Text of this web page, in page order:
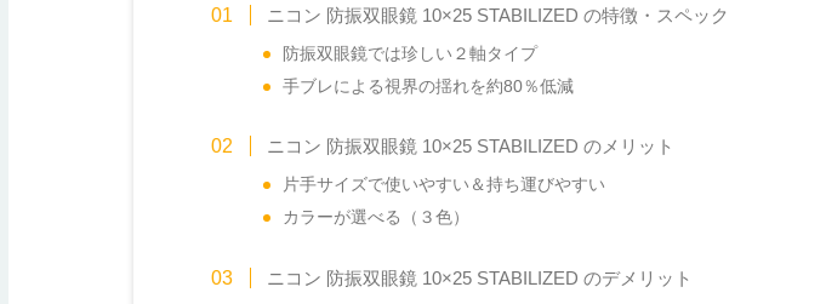
ニコン 防振双眼鏡 10×25 STABILIZED の特徴・スペック
防振双眼鏡では珍しい２軸タイプ
手ブレによる視界の揺れを約80％低減
ニコン 防振双眼鏡 10×25 STABILIZED のメリット
片手サイズで使いやすい＆持ち運びやすい
カラーが選べる（３色）
ニコン 防振双眼鏡 10×25 STABILIZED のデメリット